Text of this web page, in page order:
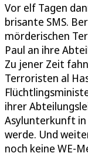
Vor elf Tagen
brisante SMS.
mörderischen
Paul an ihre
Zu jener Zeit
Terroristen al
ihrer
Asylunterkunft in
werde. Und
noch keine WE-